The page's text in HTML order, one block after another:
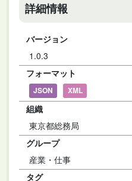
詳細情報
バージョン
1.0.3
フォーマット
JSON XML
組織
東京都総務局
グループ
産業・仕事
タグ